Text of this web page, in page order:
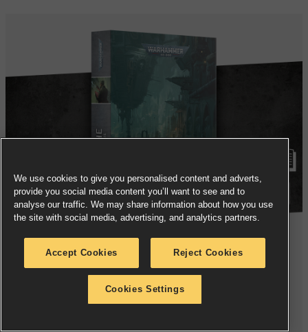
PRE-ORDER NOW
We use cookies to give you personalised content and adverts,
provide you social media content you’ll want to see and to
analyse our traffic. We may share information about how you use
the site with social media, advertising, and analytics partners.
Accept Cookies Reject Cookies
Cookies Settings